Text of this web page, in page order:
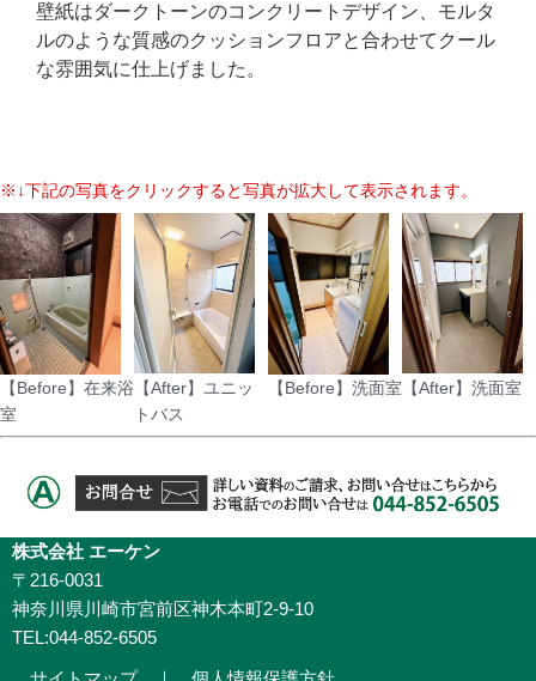
壁紙はダークトーンのコンクリートデザイン、モルタ
ルのような質感のクッションフロアと合わせてクール
な雰囲気に仕上げました。
※↓下記の写真をクリックすると写真が拡大して表示されます。
【Before】在来浴
室
【After】ユニッ
トバス
【Before】洗面室 【After】洗面室
株式会社 エーケン
〒216-0031
神奈川県川崎市宮前区神木本町2-9-10
TEL:044-852-6505